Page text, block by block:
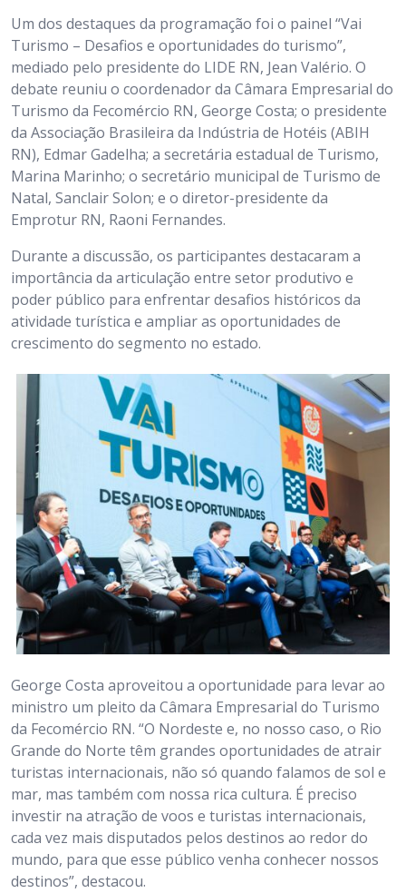
Um dos destaques da programação foi o painel “Vai
Turismo – Desafios e oportunidades do turismo”,
mediado pelo presidente do LIDE RN, Jean Valério. O
debate reuniu o coordenador da Câmara Empresarial do
Turismo da Fecomércio RN, George Costa; o presidente
da Associação Brasileira da Indústria de Hotéis (ABIH
RN), Edmar Gadelha; a secretária estadual de Turismo,
Marina Marinho; o secretário municipal de Turismo de
Natal, Sanclair Solon; e o diretor-presidente da
Emprotur RN, Raoni Fernandes.
Durante a discussão, os participantes destacaram a
importância da articulação entre setor produtivo e
poder público para enfrentar desafios históricos da
atividade turística e ampliar as oportunidades de
crescimento do segmento no estado.
George Costa aproveitou a oportunidade para levar ao
ministro um pleito da Câmara Empresarial do Turismo
da Fecomércio RN. “O Nordeste e, no nosso caso, o Rio
Grande do Norte têm grandes oportunidades de atrair
turistas internacionais, não só quando falamos de sol e
mar, mas também com nossa rica cultura. É preciso
investir na atração de voos e turistas internacionais,
cada vez mais disputados pelos destinos ao redor do
mundo, para que esse público venha conhecer nossos
destinos”, destacou.